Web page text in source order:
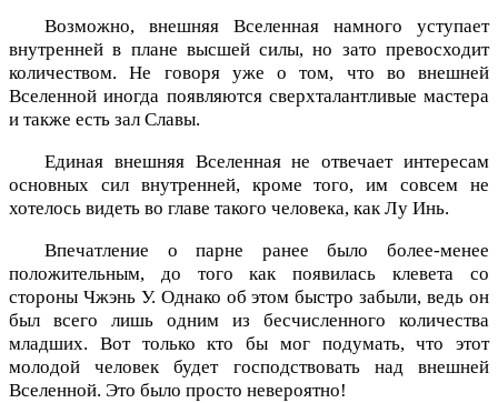
Возможно, внешняя Вселенная намного уступает
внутренней в плане высшей силы, но зато превосходит
количеством. Не говоря уже о том, что во внешней
Вселенной иногда появляются сверхталантливые мастера
и также есть зал Славы.
Единая внешняя Вселенная не отвечает интересам
основных сил внутренней, кроме того, им совсем не
хотелось видеть во главе такого человека, как Лу Инь.
Впечатление о парне ранее было более-менее
положительным, до того как появилась клевета со
стороны Чжэнь У. Однако об этом быстро забыли, ведь он
был всего лишь одним из бесчисленного количества
младших. Вот только кто бы мог подумать, что этот
молодой человек будет господствовать над внешней
Вселенной. Это было просто невероятно!